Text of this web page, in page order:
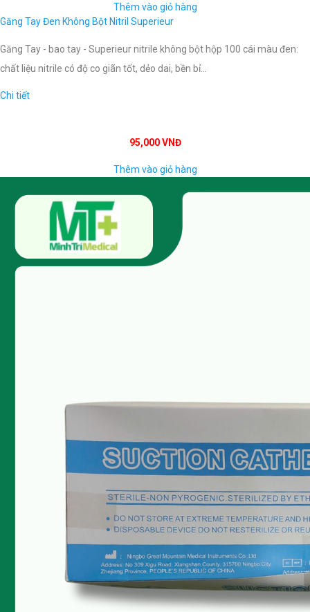
Thêm vào giỏ hàng
Găng Tay Đen Không Bột Nitril Superieur
Găng Tay - bao tay - Superieur nitrile không bột hộp 100 cái màu đen:
chất liệu nitrile có độ co giãn tốt, dẻo dai, bền bỉ...
Chi tiết
95,000 VNĐ
Thêm vào giỏ hàng